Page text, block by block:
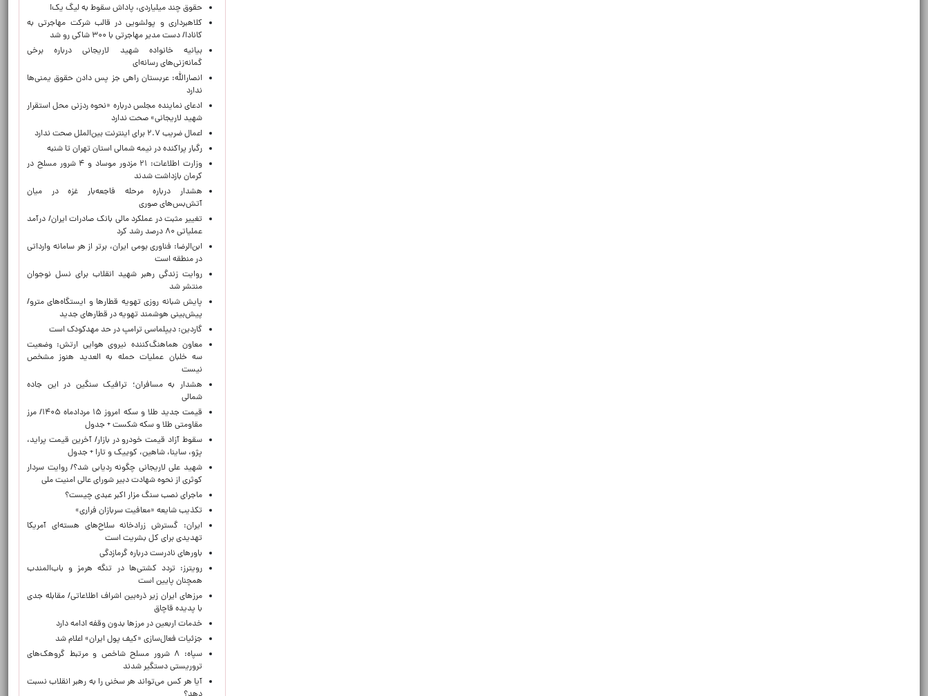
حقوق چند میلیاردی، پاداش سقوط به لیگ یک!
کلاهبرداری و پولشویی در قالب شرکت مهاجرتی به
کانادا/ دست مدیر مهاجرتی با ۳۰۰ شاکی رو شد
بیانیه خانواده شهید لاریجانی درباره برخی
گمانه‌زنی‌های رسانه‌ای
انصارالله: عربستان راهی جز پس دادن حقوق یمنی‌ها
ندارد
ادعای نماینده مجلس درباره «نحوه ردزنی محل استقرار
شهید لاریجانی» صحت ندارد
اعمال ضریب ۲.۷ برای اینترنت بین‌الملل صحت ندارد
رگبار پراکنده در نیمه شمالی استان تهران تا شنبه
وزارت اطلاعات: ۲۱ مزدور موساد و ۴ شرور مسلح در
کرمان بازداشت شدند
هشدار درباره مرحله فاجعه‌بار غزه در میان
آتش‌بس‌های صوری
تغییر مثبت در عملکرد مالی بانک صادرات ایران/ درآمد
عملیاتی ۸۰ درصد رشد کرد
ابن‌الرضا: فناوری بومی ایران، برتر از هر سامانه وارداتی
در منطقه است
روایت زندگی رهبر شهید انقلاب برای نسل نوجوان
منتشر شد
پایش شبانه روزی تهویه قطارها و ایستگاه‌های مترو/
پیش‌بینی هوشمند تهویه در قطارهای جدید
گاردین: دیپلماسی ترامپ در حد مهدکودک است
معاون هماهنگ‌کننده نیروی هوایی ارتش: وضعیت
سه خلبان عملیات حمله به العدید هنوز مشخص
نیست
هشدار به مسافران؛ ترافیک سنگین در این جاده
شمالی
قیمت جدید طلا و سکه امروز ۱۵ مردادماه ۱۴۰۵/ مرز
مقاومتی طلا و سکه شکست + جدول
سقوط آزاد قیمت خودرو در بازار/ آخرین قیمت پراید،
پژو، ساینا، شاهین، کوییک و تارا + جدول
شهید علی لاریجانی چگونه ردیابی شد؟/ روایت سردار
کوثری از نحوه شهادت دبیر شورای عالی امنیت ملی
ماجرای نصب سنگ مزار اکبر عبدی چیست؟
تکذیب شایعه «معافیت سربازان فراری»
ایران: گسترش زرادخانه سلاح‌های هسته‌ای آمریکا
تهدیدی برای کل بشریت است
باورهای نادرست درباره گرمازدگی
رویترز: تردد کشتی‌ها در تنگه هرمز و باب‌المندب
همچنان پایین است
مرزهای ایران زیر ذره‌بین اشراف اطلاعاتی/ مقابله جدی
با پدیده قاچاق
خدمات اربعین در مرزها بدون وقفه ادامه دارد
جزئیات فعال‌سازی «کیف پول ایران» اعلام شد
سپاه: ۸ شرور مسلح شاخص و مرتبط گروهک‌های
تروریستی دستگیر شدند
آیا هر کس می‌تواند هر سخنی را به رهبر انقلاب نسبت